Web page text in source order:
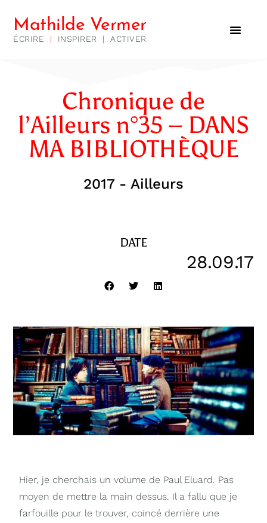
Mathilde Vermer
ÉCRIRE | INSPIRER | ACTIVER
Chronique de
l’Ailleurs n°35 – DANS
MA BIBLIOTHÈQUE
2017 - Ailleurs
DATE
28.09.17
Hier, je cherchais un volume de Paul Eluard. Pas
moyen de mettre la main dessus. Il a fallu que je
farfouille pour le trouver, coincé derrière une